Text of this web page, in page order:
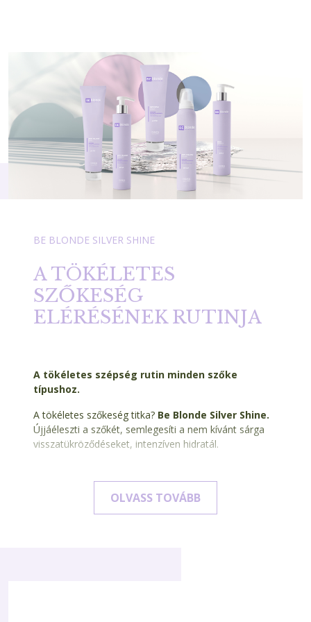
BE BLONDE SILVER SHINE
A TÖKÉLETES
SZŐKESÉG
ELÉRÉSÉNEK RUTINJA
A tökéletes szépség rutin minden szőke
típushoz.
A tökéletes szőkeség titka? Be Blonde Silver Shine.
Újjáéleszti a szőkét, semlegesíti a nem kívánt sárga
visszatükröződéseket, intenzíven hidratál.
amely kifejezettena szőke hajra lett kifejlesztve,
a szőke összes típusára: a természetes szőkétől a
szőkítettig, a szőke melírtól a teljesen fehér, vagy
OLVASS TOVÁBB